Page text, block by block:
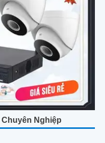
Chuyên Nghiệp